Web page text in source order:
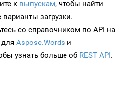
к выпускам, чтобы найти
варианты загрузки.
со справочником по API на
Aspose.Words и
узнать больше об REST API.